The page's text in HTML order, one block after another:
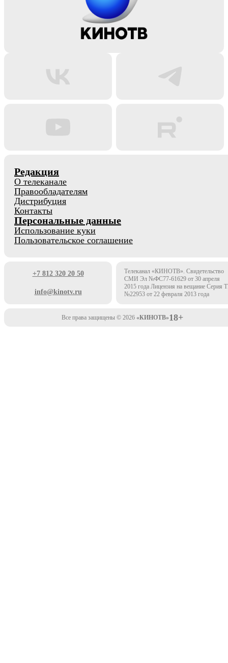
Редакция
О телеканале
Правообладателям
Дистрибуция
Контакты
Персональные данные
Использование куки
Пользовательское соглашение
+7 812 320 20 50
info@kinotv.ru
Телеканал «КИНОТВ». Свидетельство
СМИ Эл №ФС77-61629 от 30 апреля
2015 года Лицензия на вещание Серия
№22953 от 22 февраля 2013 года
Все права защищены © 2026 «КИНОТВ»18+